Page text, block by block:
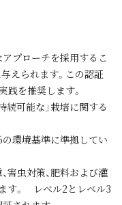
プローチを採用するこ
えられます。この認証
践を推奨します。
続可能な」栽培に関する
の環境基準に準拠してい
害虫対策、肥料および灌
す。 レベル2とレベル3